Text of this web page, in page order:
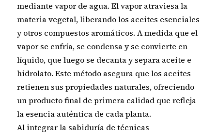
mediante vapor de agua. El vapor atraviesa la
materia vegetal, liberando los aceites esenciales
y otros compuestos aromáticos. A medida que el
vapor se enfría, se condensa y se convierte en
líquido, que luego se decanta y separa aceite e
hidrolato. Este método asegura que los aceites
retienen sus propiedades naturales, ofreciendo
un producto final de primera calidad que refleja
la esencia auténtica de cada planta.
Al integrar la sabiduría de técnicas